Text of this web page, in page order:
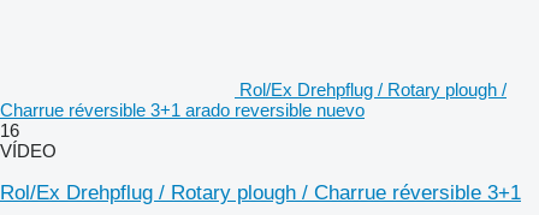
Rol/Ex Drehpflug / Rotary plough /
Charrue réversible 3+1 arado reversible nuevo
16
VÍDEO
Rol/Ex Drehpflug / Rotary plough / Charrue réversible 3+1